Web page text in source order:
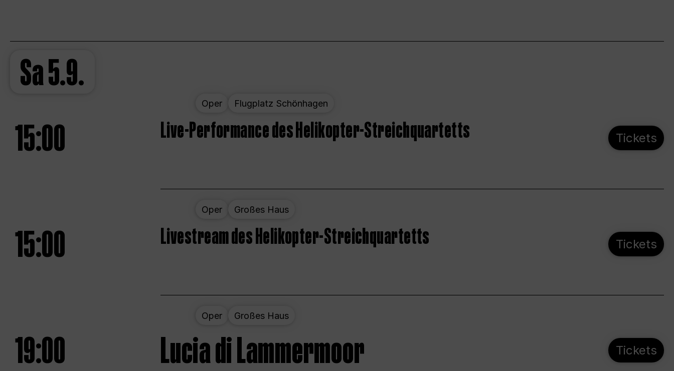
Sa5.9.
Oper Flugplatz Schönhagen
15:00 Live-Performance des Helikopter-Streichquartetts Tickets
Oper Großes Haus
15:00 Livestream des Helikopter-Streichquartetts Tickets
Oper Großes Haus
19:00 Lucia di Lammermoor Tickets